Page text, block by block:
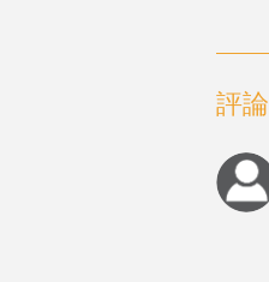
評論